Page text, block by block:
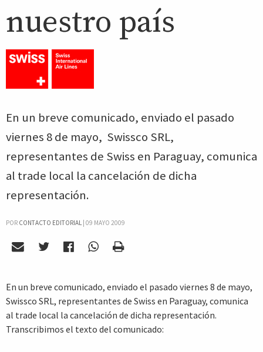
nuestro país
En un breve comunicado, enviado el pasado
viernes 8 de mayo, Swissco SRL,
representantes de Swiss en Paraguay, comunica
al trade local la cancelación de dicha
representación.
POR CONTACTO EDITORIAL | 09 MAYO 2009
En un breve comunicado, enviado el pasado viernes 8 de mayo,
Swissco SRL, representantes de Swiss en Paraguay, comunica
al trade local la cancelación de dicha representación.
Transcribimos el texto del comunicado: